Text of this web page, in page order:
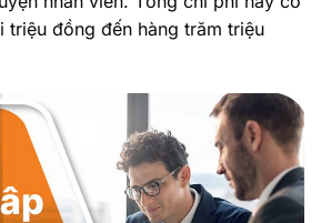
triệu đồng đến hàng trăm triệu